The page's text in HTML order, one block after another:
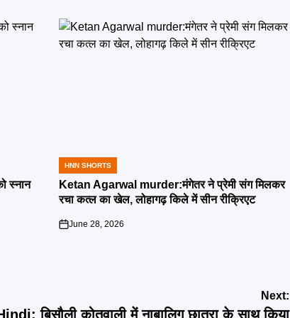
स्नान
POSTED
IN
HNN SHORTS
Ketan Agarwal murder:मंगेतर ने प्रेमी संग मिलकर
रचा कत्ल का खेल, लोहागढ़ किले में सीन रीक्रिएट
on
June 28, 2026
Next:
बिसौली कोतवाली में नाबालिग छात्रा के साथ किया